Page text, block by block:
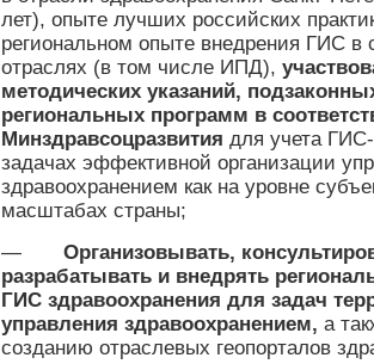
лет), опыте лучших российских
региональном опыте внедрения ГИС в
отраслях (в том числе ИПД),
методических указаний,
региональных программ в
Минздравсоцразвития для учета
задачах эффективной организации
здравоохранением как на уровне
масштабах страны;
— Организовывать,
разрабатывать и внедрять
ГИС здравоохранения для задач
управления здравоохранением, а
созданию отраслевых геопорталов